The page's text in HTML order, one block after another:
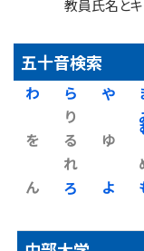
教員氏名と
五十音検索
や
ゆ
よ
ら
り
る
れ
ろ
わ
を
ん